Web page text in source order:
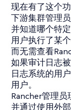
现在有了这个功
下游集群管理
并知道哪个特
用户执行了某
而无需查看
如果审计日志
日志系统的用
用户。
Rancher管理员
并通过使用外